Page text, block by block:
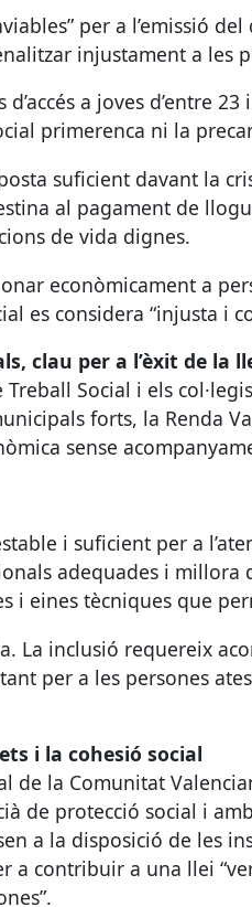
per a l’emissió
injustament a les
d’accés a joves d’entre
primerenca ni la
suficient davant la
al pagament de
de vida dignes.
econòmicament a
es considera “injusta i
clau per a l’èxit de la
Treball Social i els
forts, la Renda
sense
i suficient per a
adequades i millora
i eines tècniques que
La inclusió requereix
per a les persones
i la cohesió social
de la Comunitat
de protecció social i
a la disposició de les
a contribuir a una llei